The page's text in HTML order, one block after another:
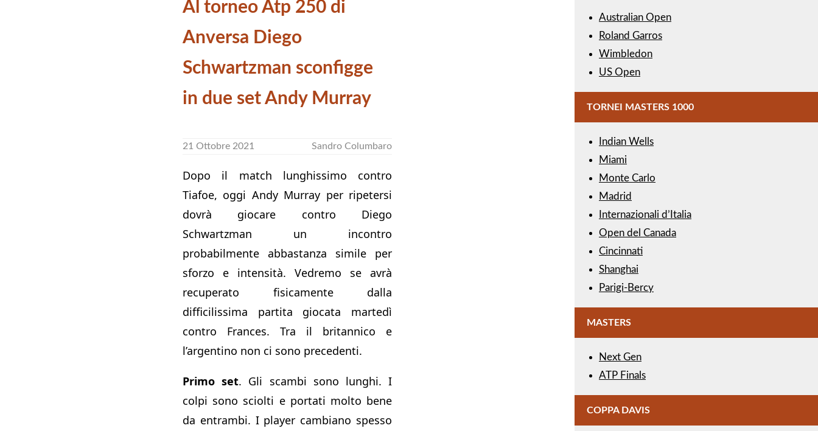
Al torneo Atp 250 di
Anversa Diego
Schwartzman sconfigge
in due set Andy Murray
21 Ottobre 2021 Sandro Columbaro
Dopo il match lunghissimo contro
Tiafoe, oggi Andy Murray per ripetersi
dovrà giocare contro Diego
Schwartzman un incontro
probabilmente abbastanza simile per
sforzo e intensità. Vedremo se avrà
recuperato fisicamente dalla
difficilissima partita giocata martedì
contro Frances. Tra il britannico e
l’argentino non ci sono precedenti.
Primo set. Gli scambi sono lunghi. I
colpi sono sciolti e portati molto bene
da entrambi. I player cambiano spesso
Australian Open
Roland Garros
Wimbledon
US Open
TORNEI MASTERS 1000
Indian Wells
Miami
Monte Carlo
Madrid
Internazionali d’Italia
Open del Canada
Cincinnati
Shanghai
Parigi-Bercy
MASTERS
Next Gen
ATP Finals
COPPA DAVIS